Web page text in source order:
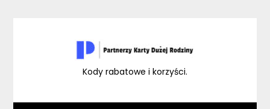
Kody rabatowe i korzyści.